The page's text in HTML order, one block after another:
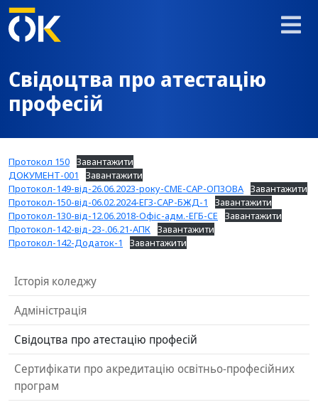
Свідоцтва про атестацію
професій
Протокол 150 Завантажити
ДОКУМЕНТ-001
Завантажити
Протокол-149-від-26.06.2023-року-СМЕ-САР-ОПЗОВА Завантажити
Протокол-150-від-06.02.2024-ЕГЗ-САР-БЖД-1
Завантажити
Протокол-130-від-12.06.2018-Офіс-адм.-ЕГБ-СЕ
Завантажити
Протокол-142-від-23-.06.21-АПК Завантажити
Протокол-142-Додаток-1
Завантажити
Історія коледжу
Адміністрація
Свідоцтва про атестацію професій
Сертифікати про акредитацію освітньо-професійних
програм